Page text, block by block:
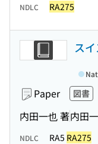
NDLC RA275
ス
Paper 図書
内田一也 著内田
NDLC RA5 RA275